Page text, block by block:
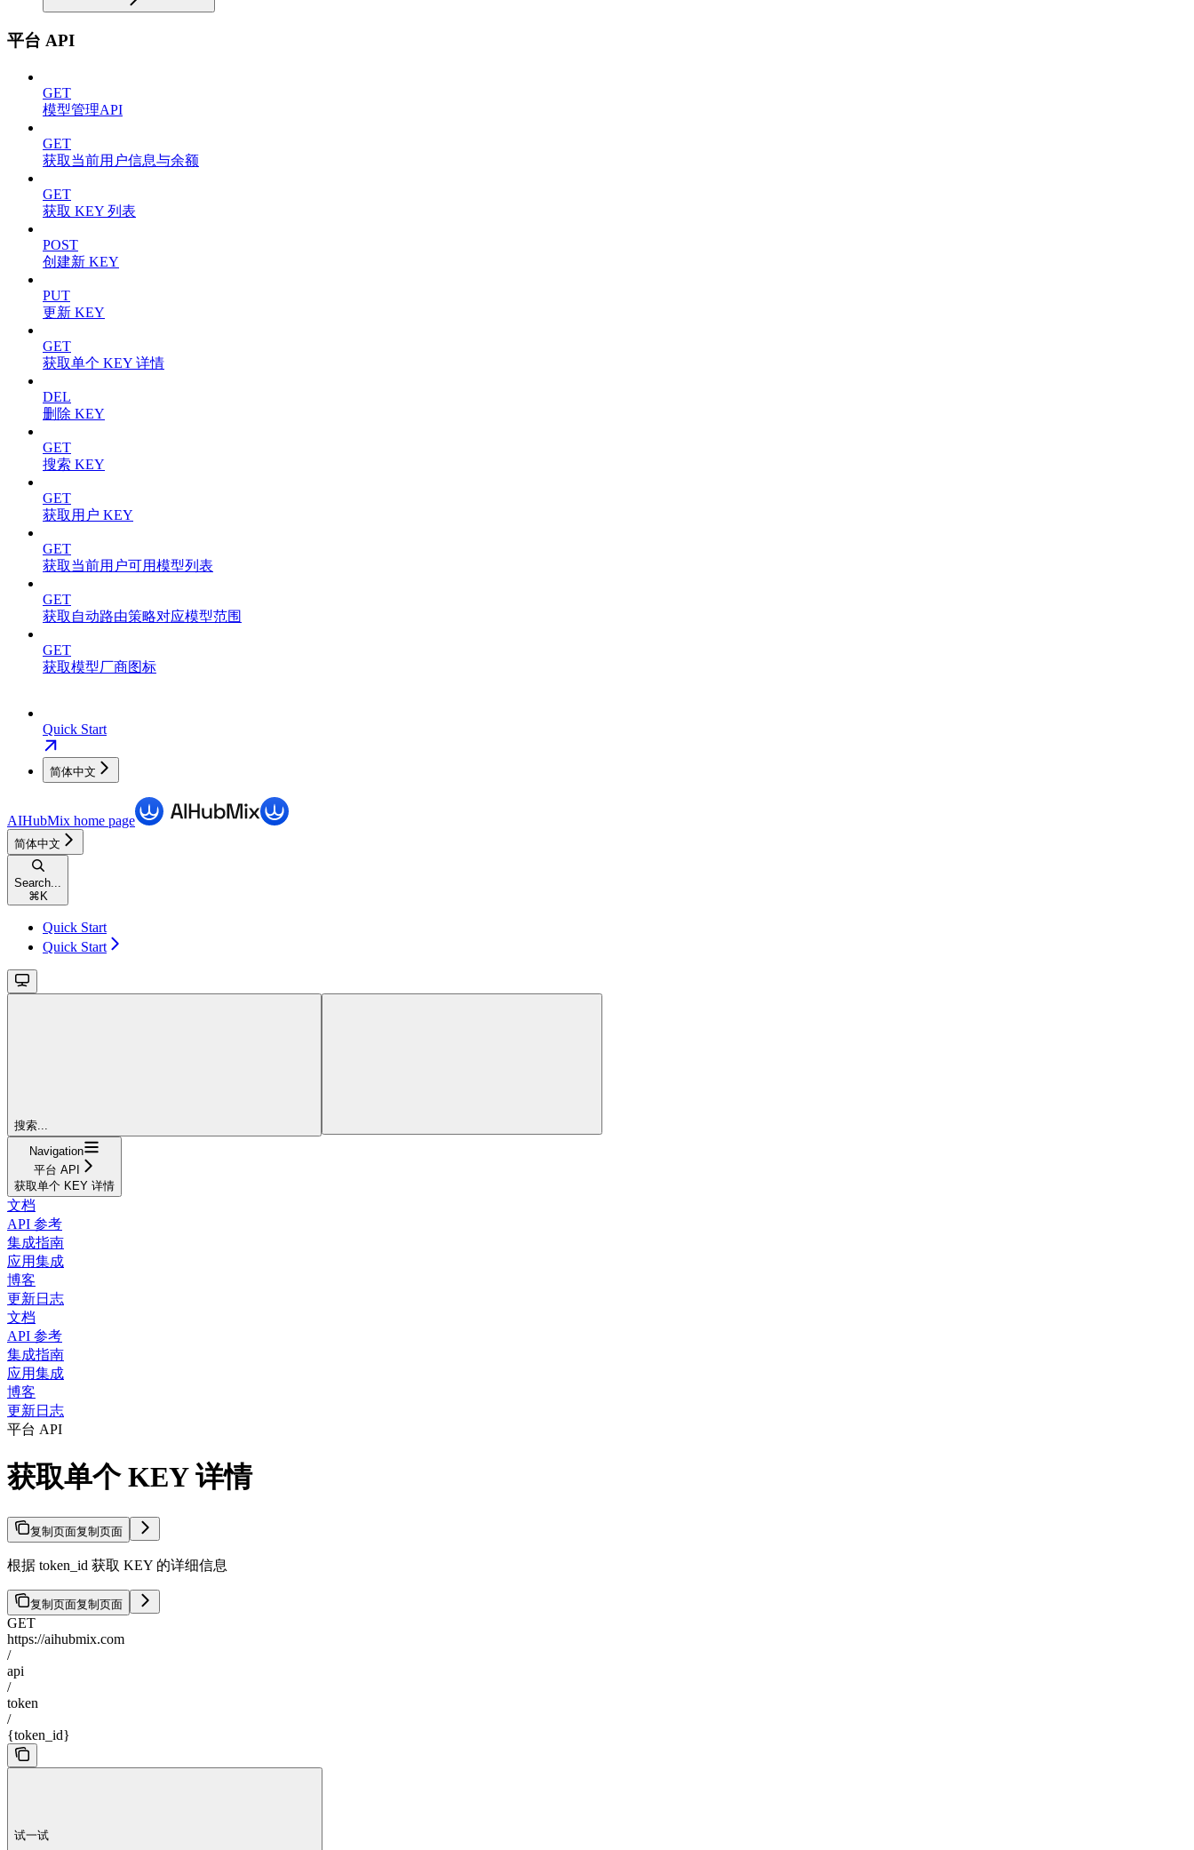
平台 API
GET
模型管理API
GET
获取当前用户信息与余额
GET
获取 KEY 列表
POST
创建新 KEY
PUT
更新 KEY
GET
获取单个 KEY 详情
DEL
删除 KEY
GET
搜索 KEY
GET
获取用户 KEY
GET
获取当前用户可用模型列表
GET
获取自动路由策略对应模型范围
GET
获取模型厂商图标
Quick Start
简体中文
AIHubMix home page
简体中文
Search...
⌘K
Quick Start
Quick Start
搜索...
Navigation
平台 API
获取单个 KEY 详情
文档
API 参考
集成指南
应用集成
博客
更新日志
文档
API 参考
集成指南
应用集成
博客
更新日志
平台 API
获取单个 KEY 详情
复制页面复制页面
根据 token_id 获取 KEY 的详细信息
复制页面复制页面
GET
https://aihubmix.com
/
api
/
token
/
{token_id}
试一试